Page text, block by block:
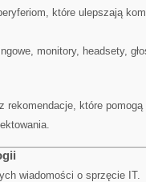
które ulepszają
monitory, headsety,
rekomendacje, które
wiadomości o sprzęcie IT.